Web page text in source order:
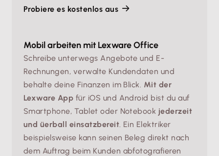
Probiere es kostenlos aus
Mobil arbeiten mit Lexware Office
Schreibe unterwegs Angebote und E-
Rechnungen, verwalte Kundendaten und
behalte deine Finanzen im Blick. Mit der
Lexware App für iOS und Android bist du auf
Smartphone, Tablet oder Notebook jederzeit
und üerball einsatzbereit . Ein Elektriker
beispielsweise kann seinen Beleg direkt nach
dem Auftrag beim Kunden abfotografieren